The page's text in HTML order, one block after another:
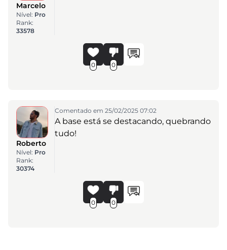
Marcelo
Nível: Pro
Rank:
33578
0 0
Roberto
Nível: Pro
Rank:
30374
Comentado em 25/02/2025 07:02
A base está se destacando, quebrando
tudo!
0 0